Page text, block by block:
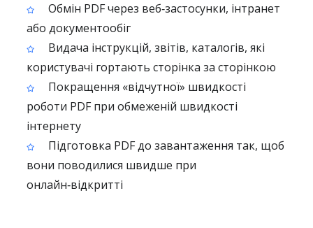
Обмін PDF через веб‑застосунки, інтранет
або документообіг
Видача інструкцій, звітів, каталогів, які
користувачі гортaють сторінка за сторінкою
Покращення «відчутної» швидкості
роботи PDF при обмеженій швидкості
інтернету
Підготовка PDF до завантаження так, щоб
вони поводилися швидше при
онлайн‑відкритті